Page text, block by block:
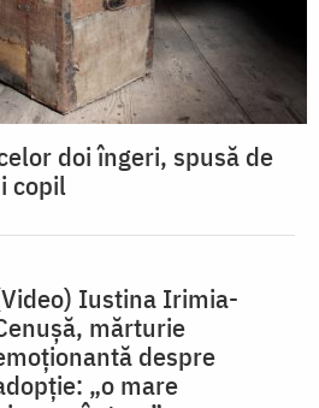
doi îngeri, spusă de
copil
Iustina Irimia-
mărturie
despre
„o mare